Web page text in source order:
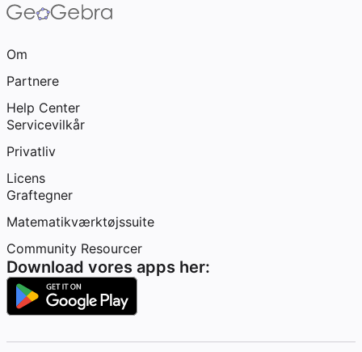
Om
Partnere
Help Center
Servicevilkår
Privatliv
Licens
Graftegner
Matematikværktøjssuite
Community Resourcer
Download vores apps her: